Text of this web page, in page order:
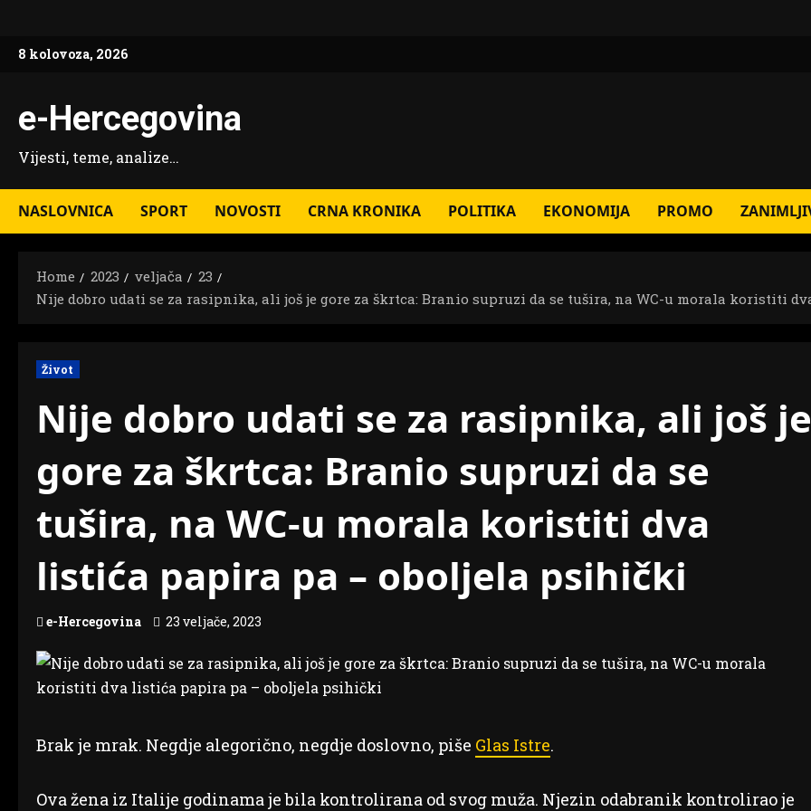
content
8 kolovoza, 2026
e-Hercegovina
Vijesti, teme, analize…
NASLOVNICA SPORT NOVOSTI CRNA KRONIKA POLITIKA EKONOMIJA PROMO
Home 2023 veljača
23
Nije dobro udati se za rasipnika, ali još je gore za škrtca: Branio supruzi da se tušira, na WC-u morala koristiti
Život
Nije dobro udati se za rasipnika, ali još je
gore za škrtca: Branio supruzi da se
tušira, na WC-u morala koristiti dva
listića papira pa – oboljela psihički
e-Hercegovina 23 veljače, 2023
Brak je mrak. Negdje alegorično, negdje doslovno, piše Glas Istre.
Ova žena iz Italije godinama je bila kontrolirana od svog muža. Njezin odabranik kontrolirao je